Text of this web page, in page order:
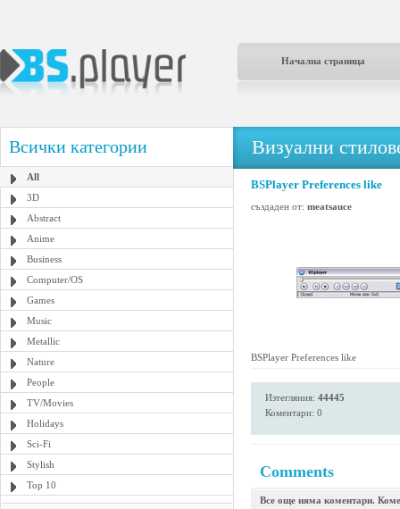
Начална страница
Всички категории
All
3D
Abstract
Anime
Business
Computer/OS
Games
Music
Metallic
Nature
People
TV/Movies
Holidays
Sci-Fi
Stylish
Top 10
Визуални
BSPlayer Preferences like
създаден от: meatsauce
BSPlayer Preferences like
Изтегляния: 44445
Коментари: 0
Comments
Все още няма коментари.